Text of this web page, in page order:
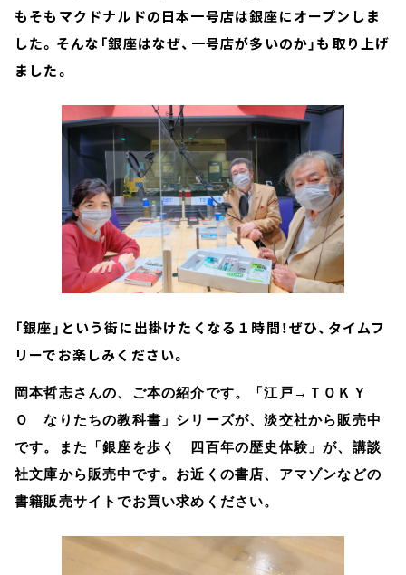
もそもマクドナルドの日本一号店は銀座にオープンしま
した。そんな「銀座はなぜ、一号店が多いのか」も取り上げ
ました。
「銀座」という街に出掛けたくなる１時間！ぜひ、タイムフ
リーでお楽しみください。
岡本哲志さんの、ご本の紹介です。「江戸→ＴＯＫＹ
Ｏ なりたちの教科書」シリーズが、淡交社から販売中
です。また「銀座を歩く 四百年の歴史体験」が、講談
社文庫から販売中です。お近くの書店、アマゾンなどの
書籍販売サイトでお買い求めください。